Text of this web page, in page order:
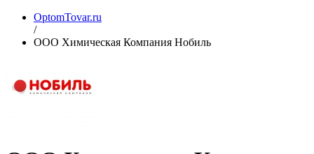
OptomTovar.ru
/
ООО Химическая Компания Нобиль